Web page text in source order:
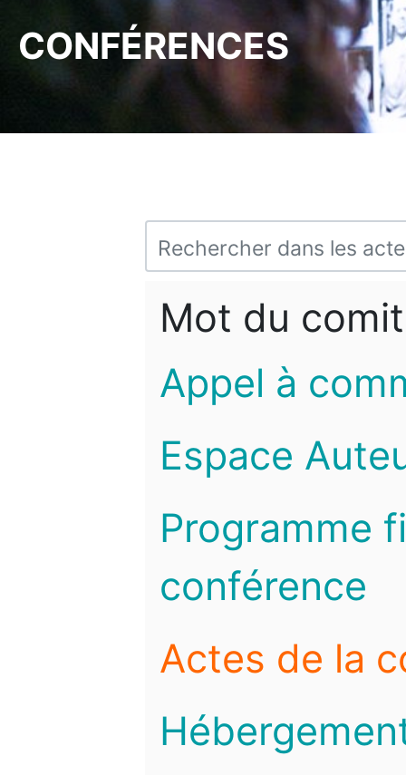
CONFÉRENCES
Mot du
Appel à
Espace
Programme
conférence
Actes de la